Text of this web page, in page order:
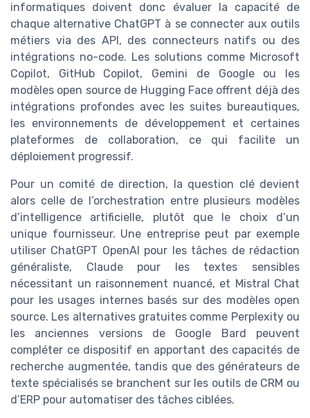
informatiques doivent donc évaluer la capacité de
chaque alternative ChatGPT à se connecter aux outils
métiers via des API, des connecteurs natifs ou des
intégrations no-code. Les solutions comme Microsoft
Copilot, GitHub Copilot, Gemini de Google ou les
modèles open source de Hugging Face offrent déjà des
intégrations profondes avec les suites bureautiques,
les environnements de développement et certaines
plateformes de collaboration, ce qui facilite un
déploiement progressif.
Pour un comité de direction, la question clé devient
alors celle de l’orchestration entre plusieurs modèles
d’intelligence artificielle, plutôt que le choix d’un
unique fournisseur. Une entreprise peut par exemple
utiliser ChatGPT OpenAI pour les tâches de rédaction
généraliste, Claude pour les textes sensibles
nécessitant un raisonnement nuancé, et Mistral Chat
pour les usages internes basés sur des modèles open
source. Les alternatives gratuites comme Perplexity ou
les anciennes versions de Google Bard peuvent
compléter ce dispositif en apportant des capacités de
recherche augmentée, tandis que des générateurs de
texte spécialisés se branchent sur les outils de CRM ou
d’ERP pour automatiser des tâches ciblées.